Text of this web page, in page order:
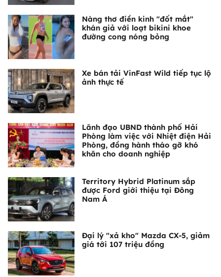
Nàng thơ điền kinh "đốt mắt"
khán giả với loạt bikini khoe
đường cong nóng bỏng
Xe bán tải VinFast Wild tiếp tục lộ
ảnh thực tế
Lãnh đạo UBND thành phố Hải
Phòng làm việc với Nhiệt điện Hải
Phòng, đồng hành tháo gỡ khó
khăn cho doanh nghiệp
Territory Hybrid Platinum sắp
được Ford giới thiệu tại Đông
Nam Á
Đại lý "xả kho" Mazda CX-5, giảm
giá tới 107 triệu đồng